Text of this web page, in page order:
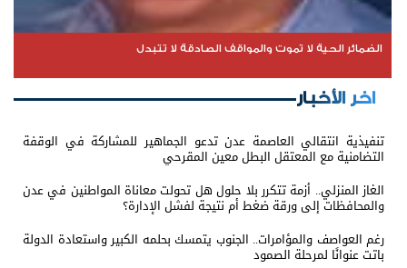
الضمائر الحية لا تموت والمواقف الصادقة لا تتبدل
اخر الأخبار
تنفيذية انتقالي العاصمة عدن تدعو الجماهير للمشاركة في الوقفة
التضامنية مع المعتقل البطل معين المقرحي
الغاز المنزلي.. أزمة تتكرر بلا حلول هل تحولت معاناة المواطنين في عدن
والمحافظات إلى ورقة ضغط أم نتيجة لفشل الإدارة؟
رغم العواصف والمؤامرات.. الجنوب يتمسك بحلمه الكبير واستعادة الدولة
باتت عنوانًا لمرحلة الصمود